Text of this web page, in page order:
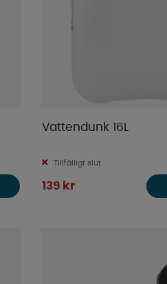
Vattendunk 16L
Tillfälligt slut
139 kr